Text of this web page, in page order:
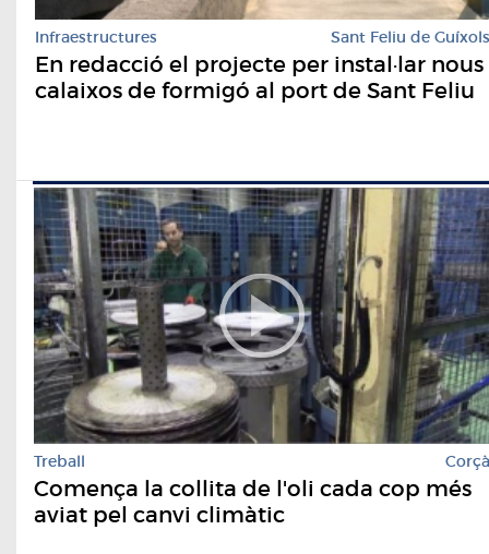
Infraestructures Sant Feliu de Guíxols
En redacció el projecte per instal·lar nous
calaixos de formigó al port de Sant Feliu
Treball Corçà
Comença la collita de l'oli cada cop més
aviat pel canvi climàtic